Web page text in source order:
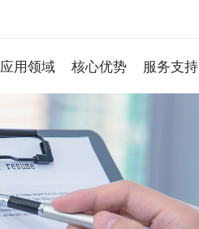
应用领域 核心优势 服务支持